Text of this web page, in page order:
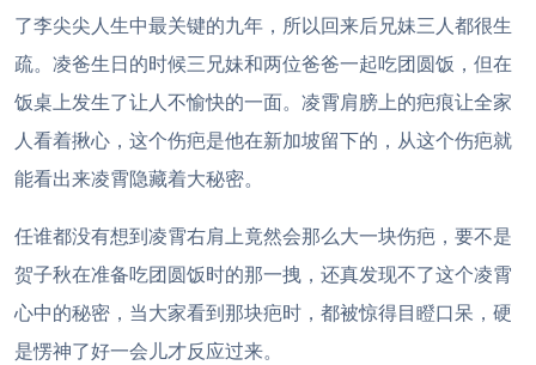
了李尖尖人生中最关键的九年，所以回来后兄妹三人都很生
疏。凌爸生日的时候三兄妹和两位爸爸一起吃团圆饭，但在
饭桌上发生了让人不愉快的一面。凌霄肩膀上的疤痕让全家
人看着揪心，这个伤疤是他在新加坡留下的，从这个伤疤就
能看出来凌霄隐藏着大秘密。
任谁都没有想到凌霄右肩上竟然会那么大一块伤疤，要不是
贺子秋在准备吃团圆饭时的那一拽，还真发现不了这个凌霄
心中的秘密，当大家看到那块疤时，都被惊得目瞪口呆，硬
是愣神了好一会儿才反应过来。